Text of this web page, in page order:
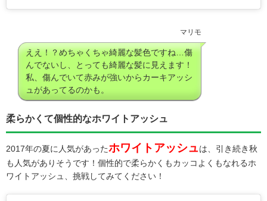
マリモ
ええ！？めちゃくちゃ綺麗な髪色ですね…傷
んでないし、とっても綺麗な髪に見えます！
私、傷んでいて赤みが強いからカーキアッシ
ュがあってるのかも。
柔らかくて個性的なホワイトアッシュ
2017年の夏に人気があったホワイトアッシュは、引き続き秋
も人気がありそうです！個性的で柔らかくもカッコよくもなれるホ
ワイトアッシュ、挑戦してみてください！